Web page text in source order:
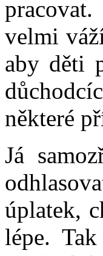
velmi
aby děti
některé
Já
úplatek,
lépe.